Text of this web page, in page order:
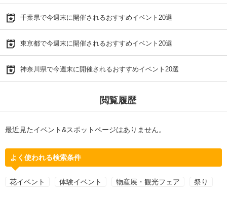
千葉県で今週末に開催されるおすすめイベント20選
東京都で今週末に開催されるおすすめイベント20選
神奈川県で今週末に開催されるおすすめイベント20選
閲覧履歴
最近見たイベント&スポットページはありません。
よく使われる検索条件
花イベント 体験イベント 物産展・観光フェア 祭り